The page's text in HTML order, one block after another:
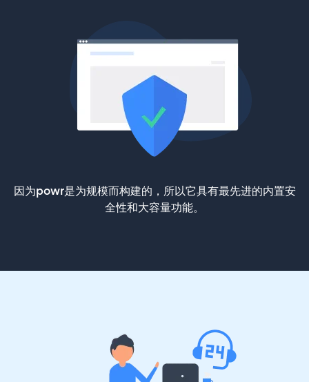
因为powr是为规模而构建的，所以它具有最先进的内置安
全性和大容量功能。